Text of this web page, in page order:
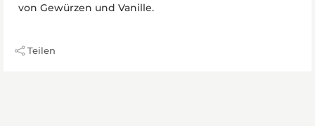
von Gewürzen und Vanille.
Teilen